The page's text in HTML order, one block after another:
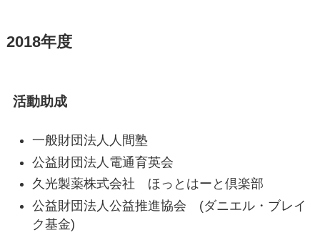
2018年度
活動助成
一般財団法人人間塾
公益財団法人電通育英会
久光製薬株式会社 ほっとはーと倶楽部
公益財団法人公益推進協会 (ダニエル・ブレイ
ク基金)